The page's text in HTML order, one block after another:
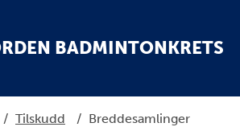
BADMINTONKRETS
/ Tilskudd / Breddesamlinger